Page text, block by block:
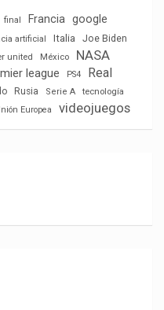
final Francia google
artificial Italia Joe Biden
united México NASA
league PS4
Real
Rusia Serie A
tecnología
Europea videojuegos